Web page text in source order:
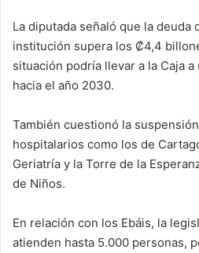
La diputada señaló que la deuda
institución supera los ₡4,4
situación podría llevar a la Caja
hacia el año 2030.
También cuestionó la
hospitalarios como los de
Geriatría y la Torre de la
de Niños.
En relación con los Ebáis, la
atienden hasta 5.000 personas,